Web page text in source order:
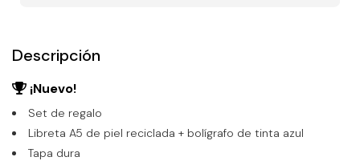
Descripción
¡Nuevo!
Set de regalo
Libreta A5 de piel reciclada + bolígrafo de tinta azul
Tapa dura